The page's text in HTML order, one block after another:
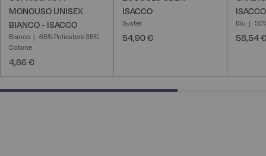
MONOUSO UNISEX
BIANCO - ISACCO
Bianco
65% Poliestere 35%
Cotone
4,86 €
ISACCO
Syster
54,90 €
ISACCO
Blu
58,54 €
66.66666666666666% completed